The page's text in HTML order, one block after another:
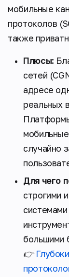
мобильные
протоколов
также
Плюсы:
сетей
адресе
реальных
случайно
Для чего
строгими
большими
👉